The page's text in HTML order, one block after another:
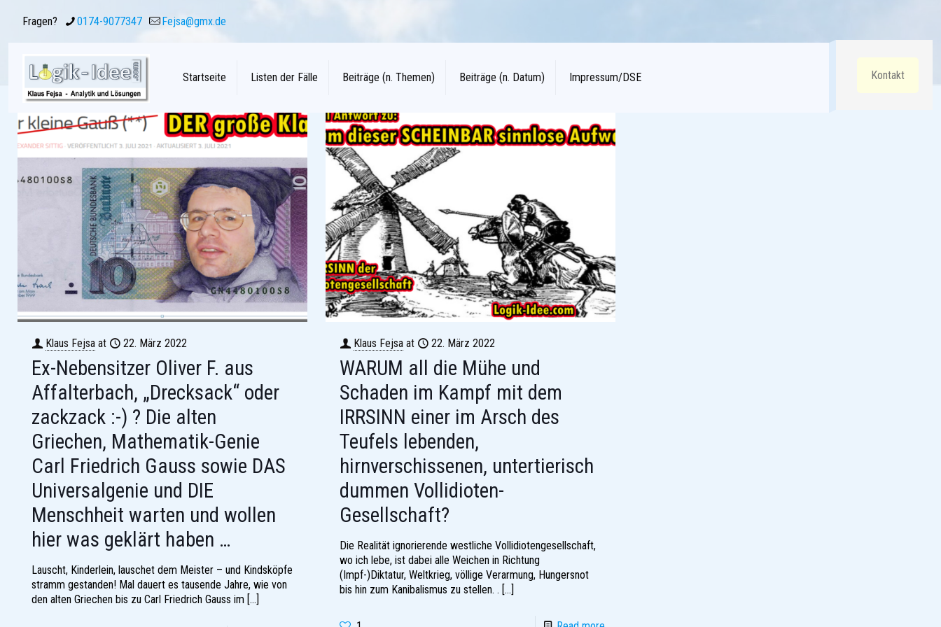
Fragen? 0174-9077347 Fejsa@gmx.de
Startseite Listen der Fälle Beiträge (n. Themen) Beiträge (n. Datum) Impressum/DSE Kontakt
Klaus Fejsa at 22. März 2022
Ex-Nebensitzer Oliver F. aus
Affalterbach, „Drecksack“ oder
zackzack :-) ? Die alten
Griechen, Mathematik-Genie
Carl Friedrich Gauss sowie DAS
Universalgenie und DIE
Menschheit warten und wollen
hier was geklärt haben …
Lauscht, Kinderlein, lauschet dem Meister – und Kindsköpfe
stramm gestanden! Mal dauert es tausende Jahre, wie von
den alten Griechen bis zu Carl Friedrich Gauss im […]
Klaus Fejsa at 22. März 2022
WARUM all die Mühe und
Schaden im Kampf mit dem
IRRSINN einer im Arsch des
Teufels lebenden,
hirnverschissenen, untertierisch
dummen Vollidioten-
Gesellschaft?
Die Realität ignorierende westliche Vollidiotengesellschaft,
wo ich lebe, ist dabei alle Weichen in Richtung
(Impf-)Diktatur, Weltkrieg, völlige Verarmung, Hungersnot
bis hin zum Kanibalismus zu stellen. . […]